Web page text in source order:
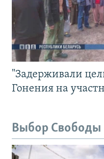
"Задерживали
Гонения на
Выбор Свободы